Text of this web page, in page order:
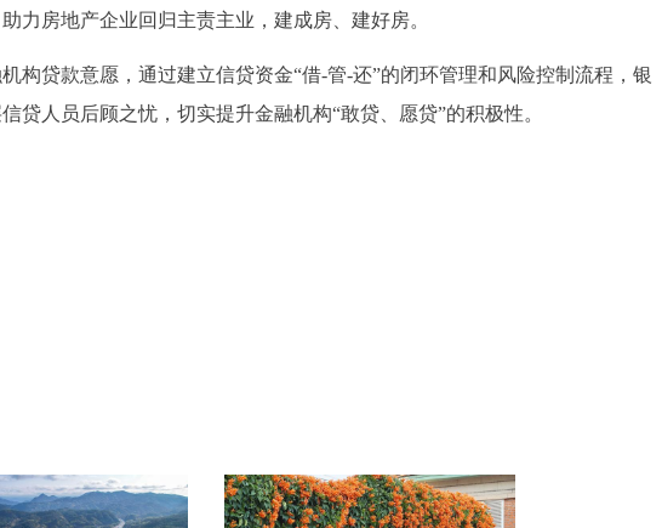
力房地产企业回归主责主业，建成房、建好房。
构贷款意愿，通过建立信贷资金“借-管-还”的闭环管理和风险控制流程，银
贷人员后顾之忧，切实提升金融机构“敢贷、愿贷”的积极性。